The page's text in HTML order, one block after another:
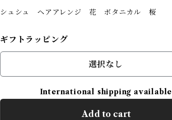
シュシュ ヘアアレンジ 花 ボタニカル 桜
ギフトラッピング
選択なし
International shipping available
Add to cart